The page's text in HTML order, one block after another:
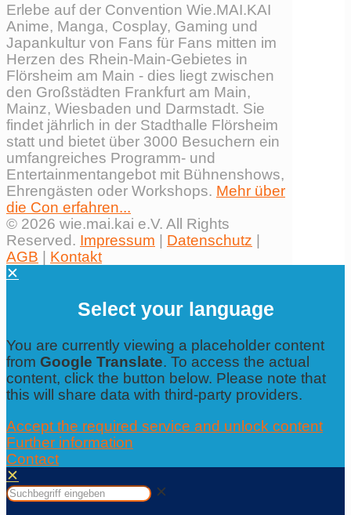
Erlebe auf der Convention Wie.MAI.KAI
Anime, Manga, Cosplay, Gaming und
Japankultur von Fans für Fans mitten im
Herzen des Rhein-Main-Gebietes in
Flörsheim am Main - dies liegt zwischen
den Großstädten Frankfurt am Main,
Mainz, Wiesbaden und Darmstadt. Sie
findet jährlich in der Stadthalle Flörsheim
statt und bietet über 3000 Besuchern ein
umfangreiches Programm- und
Entertainmentangebot mit Bühnenshows,
Ehrengästen oder Workshops. Mehr über
die Con erfahren...
© 2026 wie.mai.kai e.V. All Rights
Reserved. Impressum | Datenschutz |
AGB | Kontakt
✕
Select your language
You are currently viewing a placeholder content
from Google Translate. To access the actual
content, click the button below. Please note that
this will share data with third-party providers.
Accept the required service and unlock content
Further information
Contact
✕
✕